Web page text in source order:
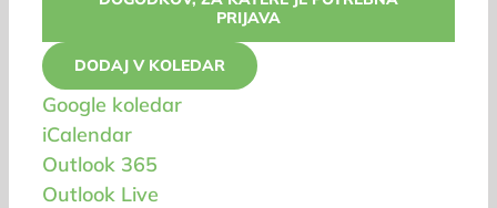
PRIJAVA
DODAJ V KOLEDAR
Google koledar
iCalendar
Outlook 365
Outlook Live